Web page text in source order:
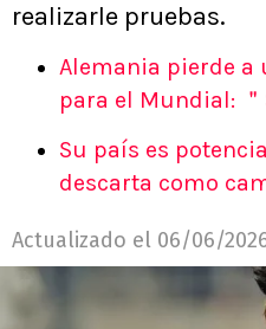
realizarle pruebas.
Alemania pierde a
para el Mundial:
Su país es
descarta como
Actualizado el 06/06/